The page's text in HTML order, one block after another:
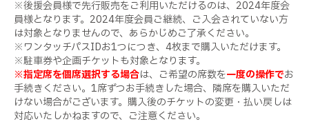
※後援会員様で先行販売をご利用いただけるのは、2024年度会
員様となります。2024年度会員ご継続、ご入会されていない方
は対象となりませんので、あらかじめご了承ください。
※ワンタッチパスIDお1つにつき、4枚まで購入いただけます。
※駐車券や企画チケットも対象となります。
※指定席を個席選択する場合は、ご希望の席数を一度の操作でお
手続きください。1席ずつお手続きした場合、隣席を購入いただ
けない場合がございます。購入後のチケットの変更・払い戻しは
対応いたしかねますので、ご注意ください。